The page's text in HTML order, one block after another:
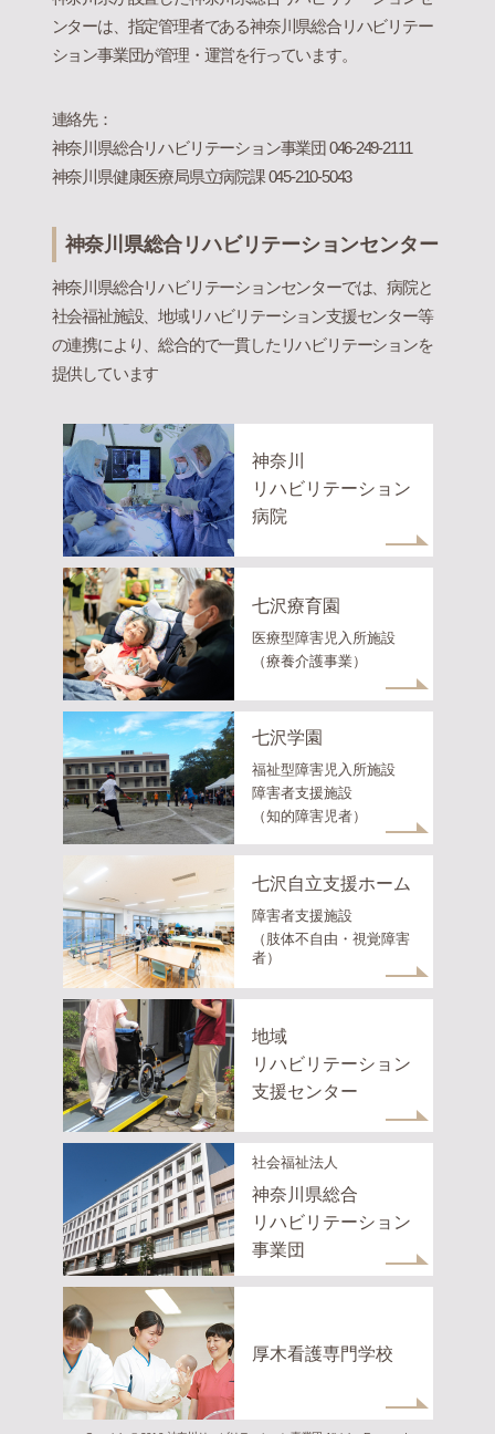
ンターは、指定管理者である神奈川県総合リハビリテー
ション事業団が管理・運営を行っています。
連絡先：
神奈川県総合リハビリテーション事業団 046-249-2111
神奈川県健康医療局県立病院課 045-210-5043
神奈川県総合リハビリテーションセンター
神奈川県総合リハビリテーションセンターでは、病院と
社会福祉施設、地域リハビリテーション支援センター等
の連携により、総合的で一貫したリハビリテーションを
提供しています
神奈川
リハビリテーション
病院
七沢療育園
医療型障害児入所施設
（療養介護事業）
七沢学園
福祉型障害児入所施設
障害者支援施設
（知的障害児者）
七沢自立支援ホーム
障害者支援施設
（肢体不自由・視覚障害
者）
地域
リハビリテーション
支援センター
社会福祉法人
神奈川県総合
リハビリテーション
事業団
厚木看護専門学校